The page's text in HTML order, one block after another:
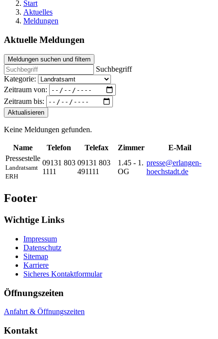
Start
Aktuelles
Meldungen
Aktuelle Meldungen
Meldungen suchen und filtern
Suchbegriff
Kategorie:
Zeitraum von:
Zeitraum bis:
Aktualisieren
Keine Meldungen gefunden.
Name Telefon Telefax Zimmer
E-Mail
Pressestelle
Landratsamt
ERH
09131 803
1111
09131 803
491111
1.45 - 1.
OG
presse@erlangen-
hoechstadt.de
Footer
Wichtige Links
Impressum
Datenschutz
Sitemap
Karriere
Sicheres Kontaktformular
Öffnungszeiten
Anfahrt & Öffnungszeiten
Kontakt